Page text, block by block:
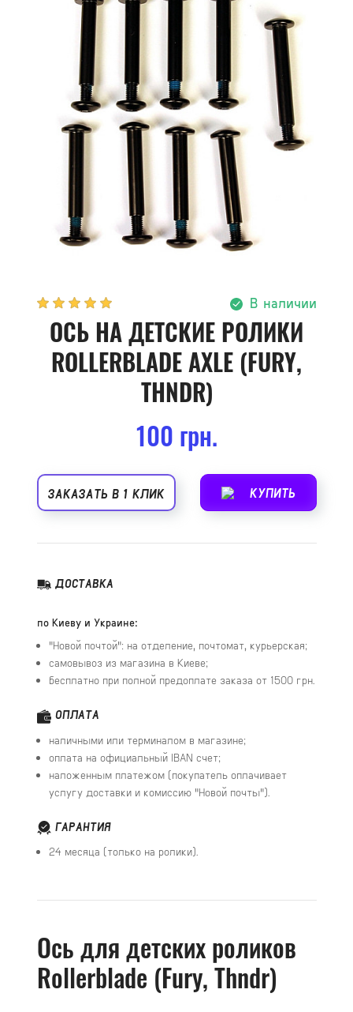
В наличии
ОСЬ НА ДЕТСКИЕ РОЛИКИ
ROLLERBLADE AXLE (FURY,
THNDR)
100 грн.
КУПИТЬ
ЗАКАЗАТЬ В 1 КЛИК
ДОСТАВКА
по Киеву и Украине:
"Новой почтой": на отделение, почтомат, курьерская;
самовывоз из магазина в Киеве;
бесплатно при полной предоплате заказа от 1500 грн.
ОПЛАТА
наличными или терминалом в магазине;
оплата на официальный IBAN счет;
наложенным платежом (покупатель оплачивает
услугу доставки и комиссию "Новой почты").
ГАРАНТИЯ
24 месяца (только на ролики).
Ось для детских роликов
Rollerblade (Fury, Thndr)